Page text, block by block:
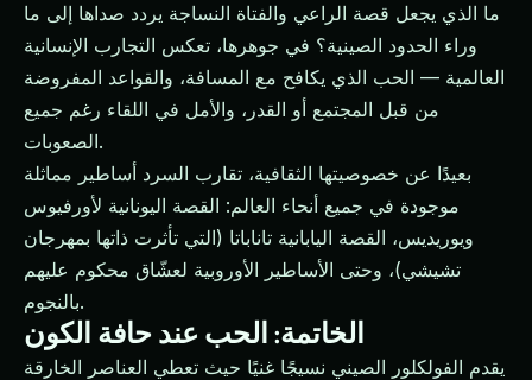
ما الذي يجعل قصة الراعي والفتاة النساجة يردد صداها إلى ما
وراء الحدود الصينية؟ في جوهرها، تعكس التجارب الإنسانية
العالمية — الحب الذي يكافح مع المسافة، والقواعد المفروضة
من قبل المجتمع أو القدر، والأمل في اللقاء رغم جميع
الصعوبات.
بعيدًا عن خصوصيتها الثقافية، تقارب السرد أساطير مماثلة
موجودة في جميع أنحاء العالم: القصة اليونانية لأورفيوس
ويوريديس، القصة اليابانية تاناباتا (التي تأثرت ذاتها بمهرجان
تشيشي)، وحتى الأساطير الأوروبية لعشّاق محكوم عليهم
بالنجوم.
الخاتمة: الحب عند حافة الكون
يقدم الفولكلور الصيني نسيجًا غنيًا حيث تعطي العناصر الخارقة